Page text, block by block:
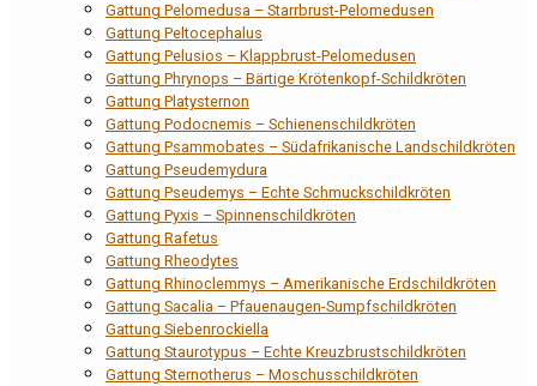
Gattung Pelomedusa – Starrbrust-Pelomedusen
Gattung Peltocephalus
Gattung Pelusios – Klappbrust-Pelomedusen
Gattung Phrynops – Bärtige Krötenkopf-Schildkröten
Gattung Platysternon
Gattung Podocnemis – Schienenschildkröten
Gattung Psammobates – Südafrikanische Landschildkröten
Gattung Pseudemydura
Gattung Pseudemys – Echte Schmuckschildkröten
Gattung Pyxis – Spinnenschildkröten
Gattung Rafetus
Gattung Rheodytes
Gattung Rhinoclemmys – Amerikanische Erdschildkröten
Gattung Sacalia – Pfauenaugen-Sumpfschildkröten
Gattung Siebenrockiella
Gattung Staurotypus – Echte Kreuzbrustschildkröten
Gattung Sternotherus – Moschusschildkröten